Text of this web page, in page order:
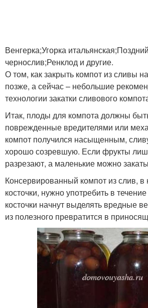
Венгерка;Угорка итальянская;Поздний
чернослив;Ренклод и другие.
О том, как закрыть компот из сливы
позже, а сейчас – небольшие
технологии закатки сливового
Итак, плоды для компота должны
поврежденные вредителями или
компот получился насыщенным,
хорошо созревшую. Если фрукты
разрезают, а маленькие можно
Консервированный компот из слив, в
косточки, нужно употребить в
косточки начнут выделять вредные
из полезного превратится в